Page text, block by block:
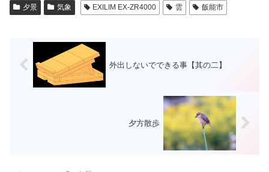
夕景 気象 EXILIM EX-ZR4000 雲 飯能市
外出しないでできる事【其の二】
夕方散歩